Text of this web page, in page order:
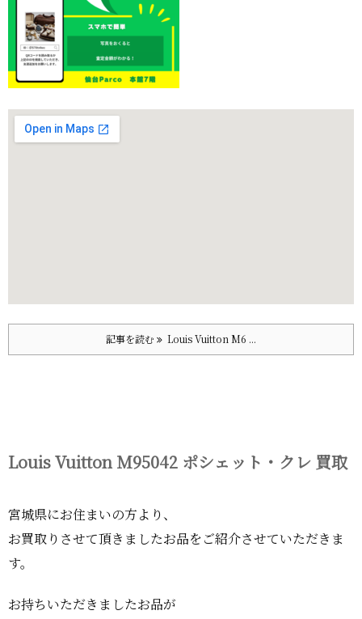
記事を読む Louis Vuitton M6 ...
Louis Vuitton M95042 ポシェット・クレ 買取
宮城県にお住まいの方より、
お買取りさせて頂きましたお品をご紹介させていただきま
す。
お持ちいただきましたお品が